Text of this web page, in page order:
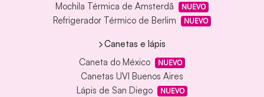
Mochila Térmica de Amsterdã NUEVO
Refrigerador Térmico de Berlim NUEVO
Canetas e lápis
Caneta do México
NUEVO
Canetas UVI Buenos Aires
Lápis de San Diego
NUEVO